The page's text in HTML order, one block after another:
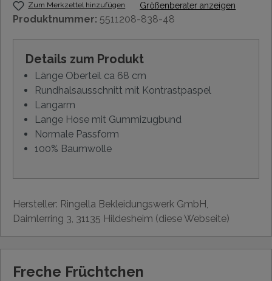
Zum Merkzettel hinzufügen Größenberater anzeigen
Produktnummer: 5511208-838-48
Details zum Produkt
Länge Oberteil ca 68 cm
Rundhalsausschnitt mit Kontrastpaspel
Langarm
Lange Hose mit Gummizugbund
Normale Passform
100% Baumwolle
Hersteller: Ringella Bekleidungswerk GmbH,
Daimlerring 3, 31135 Hildesheim (diese Webseite)
Freche Früchtchen